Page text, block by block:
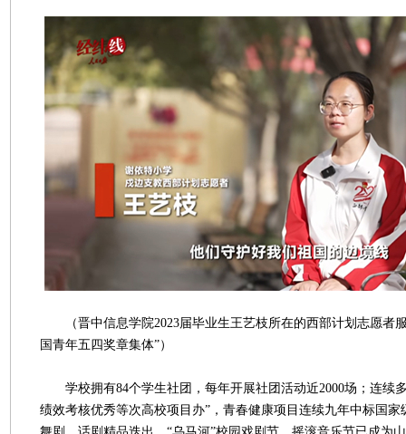
（晋中信息学院2023届毕业生王艺枝所在的西部计划志愿者服
国青年五四奖章集体”）
学校拥有84个学生社团，每年开展社团活动近2000场；连续
绩效考核优秀等次高校项目办”，青春健康项目连续九年中标国家